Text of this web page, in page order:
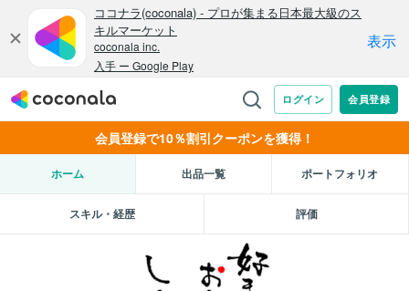
会員登録で10％割引クーポンを獲得！
ホーム 出品一覧 ポートフォリオ
スキル・経歴 評価